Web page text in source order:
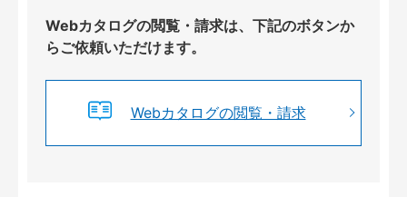
Webカタログの閲覧・請求は、下記のボタンか
らご依頼いただけます。
Webカタログの閲覧・請求